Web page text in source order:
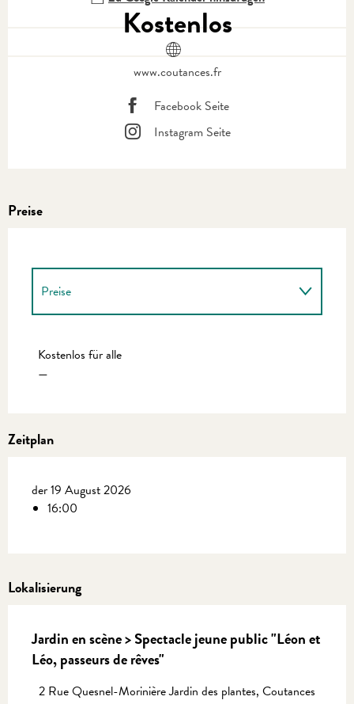
Kostenlos
www.coutances.fr
Facebook Seite
Instagram Seite
Preise
Preise
Kostenlos für alle
—
Zeitplan
der 19 August 2026
16:00
Lokalisierung
Jardin en scène > Spectacle jeune public "Léon et
Léo, passeurs de rêves"
2 Rue Quesnel-Morinière Jardin des plantes, Coutances